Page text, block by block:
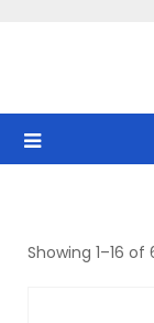
Showing 1–16 of